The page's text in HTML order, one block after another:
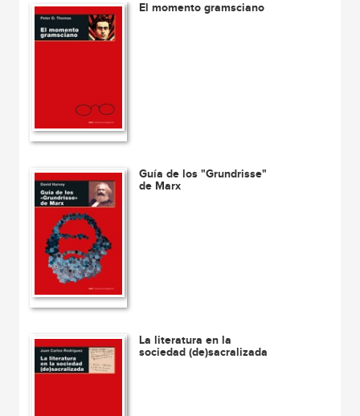
El momento gramsciano
Guía de los "Grundrisse"
de Marx
La literatura en la
sociedad (de)sacralizada